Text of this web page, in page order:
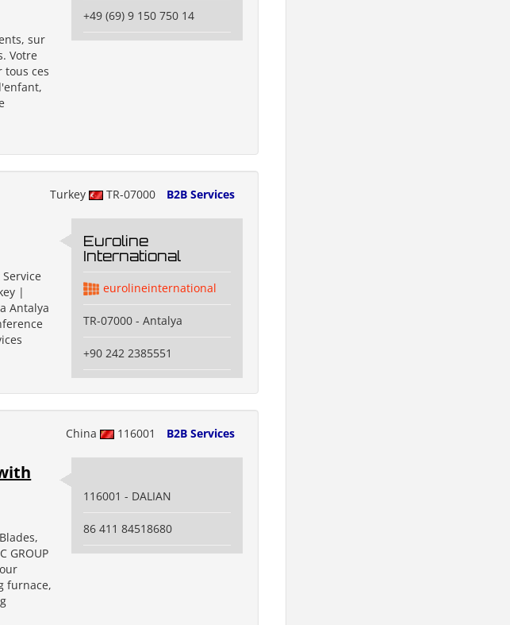
sur
Votre
tous ces
+49 (69) 9 150 750 14
Turkey TR-07000 B2B Services
|
Antalya
Euroline
International
eurolineinternational
TR-07000 - Antalya
+90 242 2385551
China 116001 B2B Services
GROUP
furnace,
116001 - DALIAN
86 411 84518680